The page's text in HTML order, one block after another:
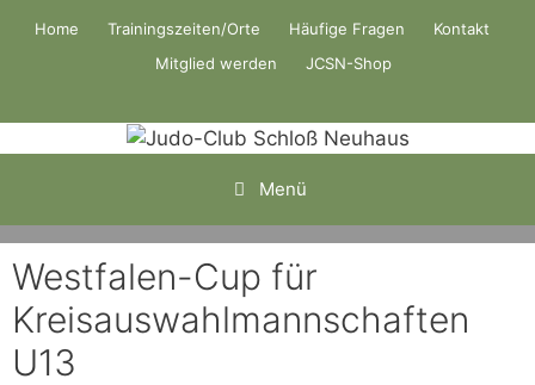
Home Trainingszeiten/Orte Häufige Fragen
Kontakt
Mitglied werden
JCSN-Shop
Menü
Westfalen-Cup für
Kreisauswahlmannschaften
U13